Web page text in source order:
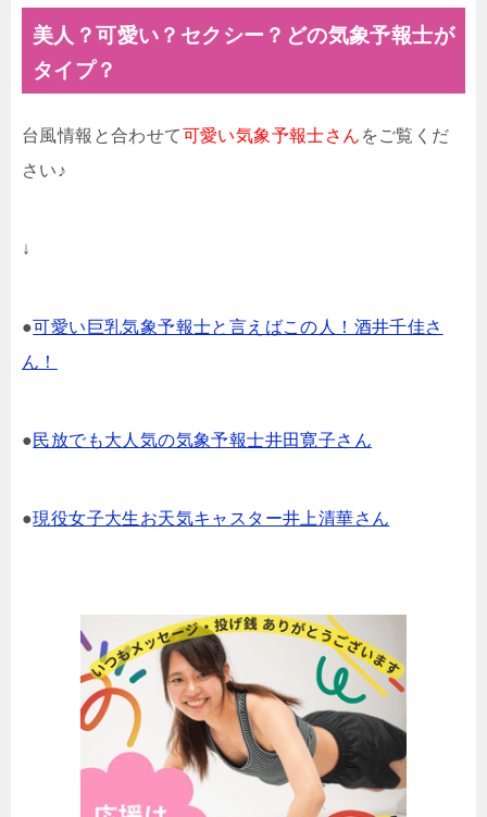
美人？可愛い？セクシー？どの気象予報士が
タイプ？
台風情報と合わせて可愛い気象予報士さん をご覧くだ
さい♪
↓
●可愛い巨乳気象予報士と言えばこの人！酒井千佳さ
ん！
●民放でも大人気の気象予報士井田寛子さん
●現役女子大生お天気キャスター井上清華さん